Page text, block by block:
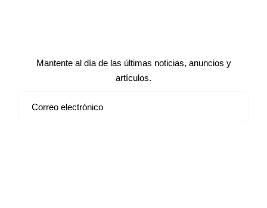
Mantente al día de las últimas noticias, anuncios y
artículos.